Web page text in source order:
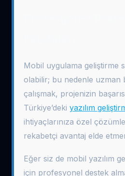
Mobil uygulama geliştirme
olabilir; bu nedenle uzman
çalışmak, projenizin
Türkiye’deki yazılım
ihtiyaçlarınıza özel
rekabetçi avantaj elde
Eğer siz de mobil yazılım
için profesyonel destek